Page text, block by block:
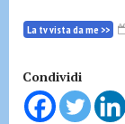
g
t
o
La tv vista da me >>
Condividi